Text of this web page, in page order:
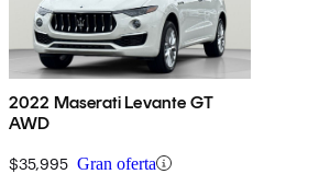
2022 Maserati Levante GT
AWD
$35,995 Gran oferta